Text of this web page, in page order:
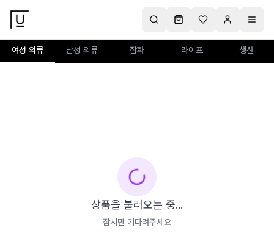
여성 의류 남성 의류 잡화 라이프 생산
상품을 불러오는 중...
잠시만 기다려주세요